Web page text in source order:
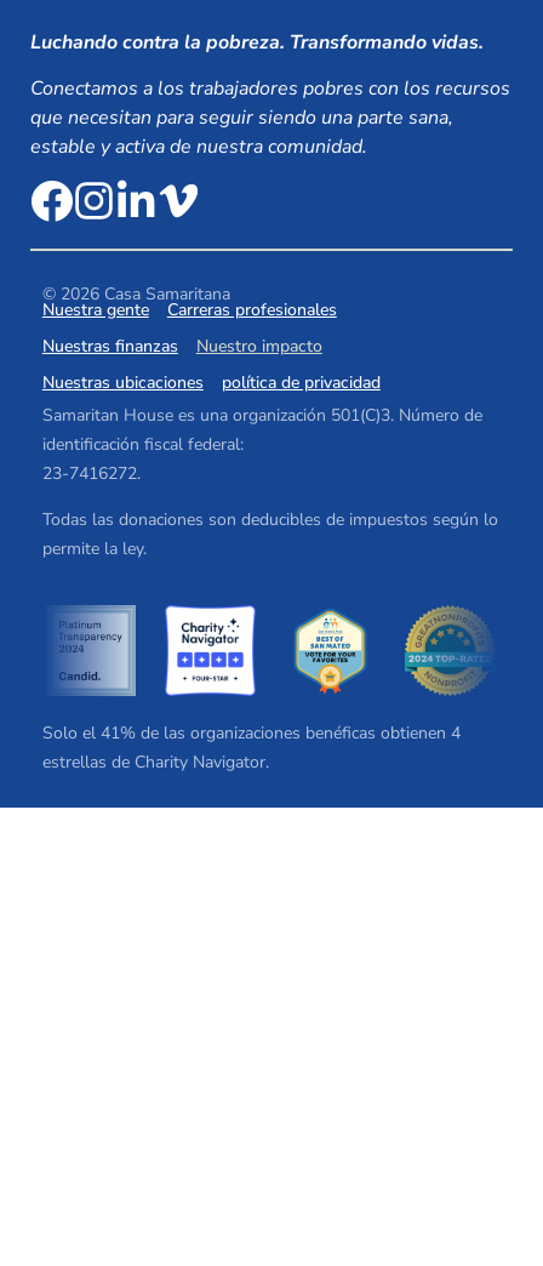
Luchando contra la pobreza. Transformando vidas.
Conectamos a los trabajadores pobres con los recursos
que necesitan para seguir siendo una parte sana,
estable y activa de nuestra comunidad.
© 2026 Casa Samaritana
Nuestra gente
Carreras profesionales
Nuestras finanzas
Nuestro impacto
Nuestras ubicaciones
política de privacidad
Samaritan House es una organización 501(C)3. Número de
identificación fiscal federal:
23-7416272.
Todas las donaciones son deducibles de impuestos según lo
permite la ley.
Solo el 41% de las organizaciones benéficas obtienen 4
estrellas de Charity Navigator.